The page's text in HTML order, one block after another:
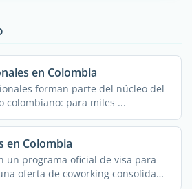
en Colombia
forman parte del núcleo del
colombiano: para miles ...
en Colombia
un programa oficial de visa para
oferta de coworking consolidada